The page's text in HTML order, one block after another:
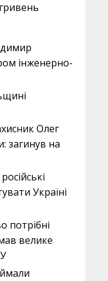
інженерно-
Олег
загинув на
Україні
потрібні
велике